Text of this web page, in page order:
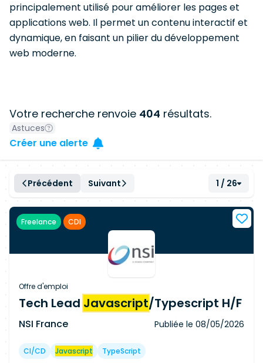
principalement utilisé pour améliorer les pages et
applications web. Il permet un contenu interactif et
dynamique, en faisant un pilier du développement
web moderne.
Votre recherche renvoie 404 résultats.
Astuces
Créer une alerte
Précédent Suivant 1 / 26
Freelance CDI
Offre d'emploi
Tech Lead Javascript/Typescript H/F
NSI France Publiée le 08/05/2026
CI/CD Javascript TypeScript